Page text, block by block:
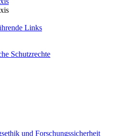
Links
Schutzrechte
und Forschungssicherheit